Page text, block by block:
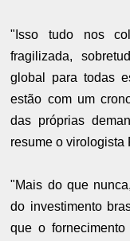
"Isso tudo nos
fragilizada,
global para todas
estão com um
das próprias
resume o virologista
"Mais do que
do investimento
que o